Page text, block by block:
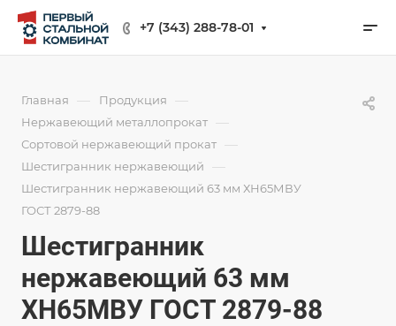
+7 (343) 288-78-01
Главная — Продукция —
Нержавеющий металлопрокат —
Сортовой нержавеющий прокат —
Шестигранник нержавеющий —
Шестигранник нержавеющий 63 мм ХН65МВУ
ГОСТ 2879-88
Шестигранник
нержавеющий 63 мм
ХН65МВУ ГОСТ 2879-88